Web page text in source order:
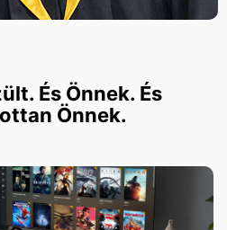
És Önnek. És
Önnek.